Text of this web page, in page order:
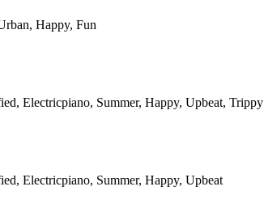
Happy, Fun
Electricpiano, Summer, Happy, Upbeat, Trippy
Electricpiano, Summer, Happy, Upbeat